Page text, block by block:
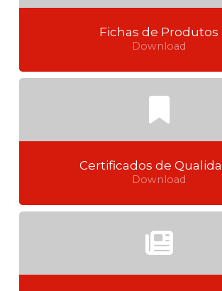
Fichas de Produtos
Download
Certificados de
Download